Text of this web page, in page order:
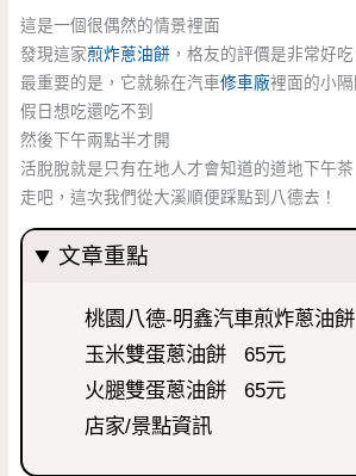
這是一個很偶然的情景裡面
發現這家煎炸蔥油餅 ，格友的評價是非常好
最重要的是，它就躲在汽車修車廠裡面的小
假日想吃還吃不到
然後下午兩點半才開
活脫脫就是只有在地人才會知道的道地下午茶
走吧，這次我們從大溪順便踩點到八德去！
文章重點
桃園八德-明鑫汽車煎炸蔥油餅
玉米雙蛋蔥油餅 65元
火腿雙蛋蔥油餅 65元
店家/景點資訊